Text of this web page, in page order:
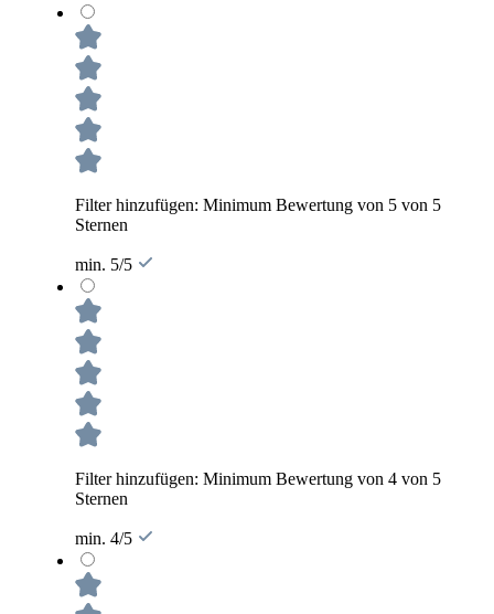
Filter hinzufügen: Minimum Bewertung von 5 von 5
Sternen
min. 5/5
Filter hinzufügen: Minimum Bewertung von 4 von 5
Sternen
min. 4/5